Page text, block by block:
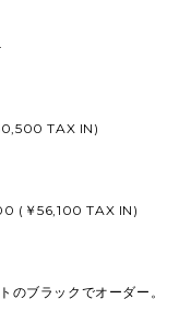
TAX IN)
(￥56,100 TAX IN)
のブラックでオーダー。